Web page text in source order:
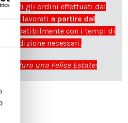
tutti gli ordini effettuati dal
lavorati a partire dal
compatibilmente con i tempi di
spedizione necessari.
augura una Felice Estate!